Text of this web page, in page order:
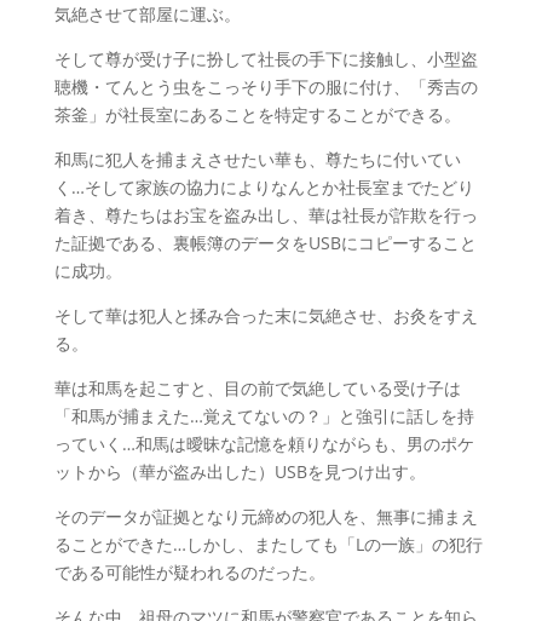
気絶させて部屋に運ぶ。
そして尊が受け子に扮して社長の手下に接触し、小型盗
聴機・てんとう虫をこっそり手下の服に付け、「秀吉の
茶釜」が社長室にあることを特定することができる。
和馬に犯人を捕まえさせたい華も、尊たちに付いてい
く…そして家族の協力によりなんとか社長室までたどり
着き、尊たちはお宝を盗み出し、華は社長が詐欺を行っ
た証拠である、裏帳簿のデータをUSBにコピーすること
に成功。
そして華は犯人と揉み合った末に気絶させ、お灸をすえ
る。
華は和馬を起こすと、目の前で気絶している受け子は
「和馬が捕まえた…覚えてないの？」と強引に話しを持
っていく…和馬は曖昧な記憶を頼りながらも、男のポケ
ットから（華が盗み出した）USBを見つけ出す。
そのデータが証拠となり元締めの犯人を、無事に捕まえ
ることができた…しかし、またしても「Lの一族」の犯行
である可能性が疑われるのだった。